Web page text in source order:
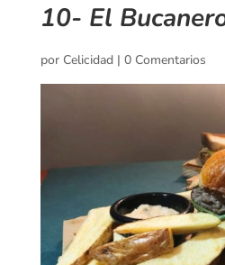
10- El
por Celicidad| 0 Comentarios